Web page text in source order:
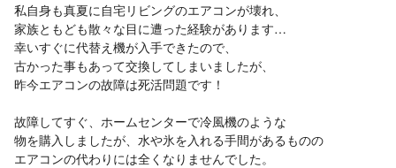
私自身も真夏に自宅リビングのエアコンが壊れ、
家族ともども散々な目に遭った経験があります…
幸いすぐに代替え機が入手できたので、
古かった事もあって交換してしまいましたが、
昨今エアコンの故障は死活問題です！
故障してすぐ、ホームセンターで冷風機のような
物を購入しましたが、水や氷を入れる手間があるものの
エアコンの代わりには全くなりませんでした。